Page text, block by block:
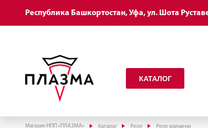
Республика Башкортостан, Уфа, ул. Шота
КАТАЛОГ
Магазин НПП «ПЛАЗМА» Каталог Реле Реле времени